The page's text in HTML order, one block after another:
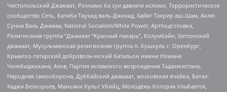
Чистопольский Джамаат, Рохнамо ба суи давлати исломи, Террористическое
сообщество Сеть, Катиба Таухид валь-Джихад, Хайят Тахрир аш-Шам, Ахлю
Сунна Валь Джамаа, National Socialism/White Power, Артподготовка,
Религиозная группа “Джамаат “Красный пахарь”, Колумбайн, Хатлонский
джамаат, Мусульманская религиозная группа п. Кушкуль г. Оренбург,
Крымско-татарский добровольческий батальон имени Номана
Челебиджихана, Азов, Партия исламского возрождения Таджикистана,
Народная самооборона, Дуббайский джамаат, московская ячейка, Батал-
Хаджи Белхороев, Маньяки Культ Убийц, Молодёжь Которая Улыбается,